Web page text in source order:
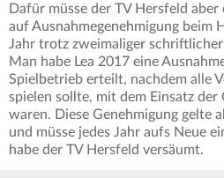
Dafür müsse der TV Hersfeld
auf Ausnahmegenehmigung beim
Jahr trotz zweimaliger
Man habe Lea 2017 eine
Spielbetrieb erteilt, nachdem alle
spielen sollte, mit dem Einsatz der
waren. Diese Genehmigung gelte
und müsse jedes Jahr aufs Neue
habe der TV Hersfeld versäumt.